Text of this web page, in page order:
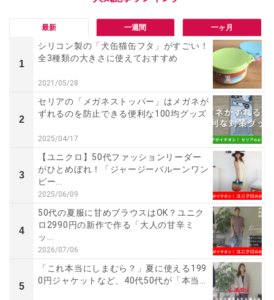
最新 一週間 一ヶ月
1
シリコン製の「犬缶猫缶フタ」がすごい！
全3種類の大きさに使えておすすめ
2021/05/28
2
セリアの「メガネストッパー」はメガネが
ずれるのを防止できる便利な100均グッズ
2025/04/17
3
【ユニクロ】50代ファッションリーダー
がひとめぼれ！「ジャージーバルーンワン
ピー...
2025/06/09
4
50代の夏服に甘めブラウスはOK？ユニク
ロ2990円の新作で作る「大人の甘辛ミ
ッ...
2026/07/06
5
「これ本当にしまむら？」夏に使える199
0円ジャケットなど、40代50代が「本当...